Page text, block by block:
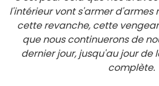
l'intérieur vont s'armer d'armes
cette revanche, cette
que nous continuerons de
dernier jour, jusqu'au jour de
complète.